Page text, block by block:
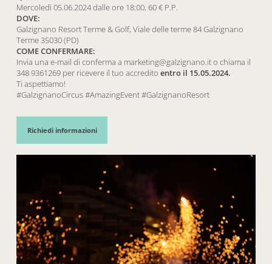
Mercoledì 05.06.2024 dalle ore 18:00, 60 € P.P.
DOVE:
Galzignano Resort Terme & Golf, Viale delle terme 84 Galzignano
Terme 35030 (PD)
COME CONFERMARE:
Invia una e-mail di conferma a marketing@galzignano.ito chiama il
348 9361269 per ricevere il tuo accredito entro il 15.05.2024.
Ti aspettiamo!
#GalzignanoCircus #AmazingEvent #GalzignanoResort
Richiedi informazioni